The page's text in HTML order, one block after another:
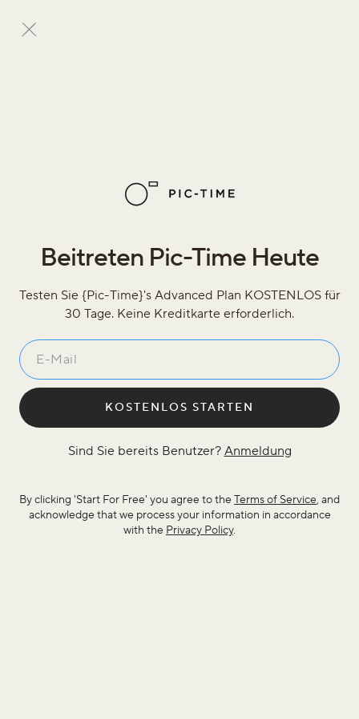
Beitreten Pic-Time Heute
Testen Sie {Pic-Time}'s Advanced Plan KOSTENLOS für
30 Tage. Keine Kreditkarte erforderlich.
KOSTENLOS STARTEN
Sind Sie bereits Benutzer? Anmeldung
By clicking 'Start For Free' you agree to the Terms of Service, and
acknowledge that we process your information in accordance
with the Privacy Policy.